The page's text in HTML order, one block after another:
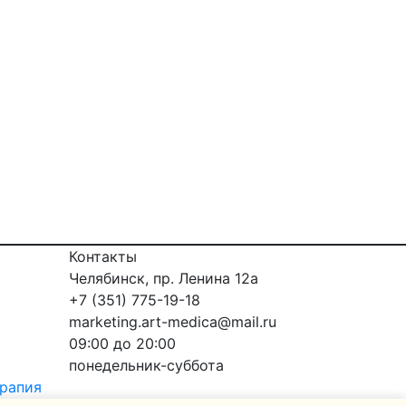
Контакты
Челябинск, пр. Ленина 12a
+7 (351) 775-19-18
marketing.art-medica@mail.ru
09:00 до 20:00
понедельник-суббота